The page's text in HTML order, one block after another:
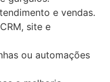
e vendas.
site e
ou automações